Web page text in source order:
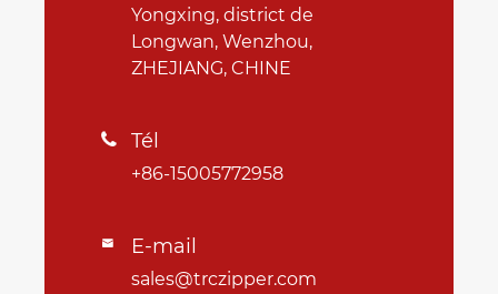
Yongxing, district de
Longwan, Wenzhou,
ZHEJIANG, CHINE
 Tél
+86-15005772958
 E-mail
sales@trczipper.com